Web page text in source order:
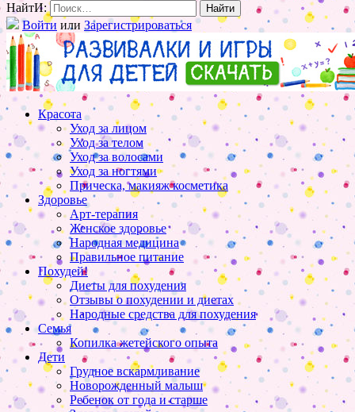
НайтИ:
Войти или Зарегистрироваться
Красота
Уход за лицом
Уход за телом
Уход за волосами
Уход за ногтями
Прическа, макияж косметика
Здоровье
Арт-терапия
Женское здоровье
Народная медицина
Правильное питание
Похудей!
Диеты для похудения
Отзывы о похудении и диетах
Народные средства для похудения
Семья
Копилка жетейского опыта
Дети
Грудное вскармливание
Новорожденный малыш
Ребенок от года и старше